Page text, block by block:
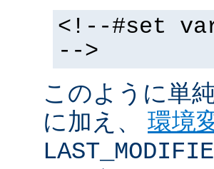
<!--#set
-->
このように単
に加え、 環境